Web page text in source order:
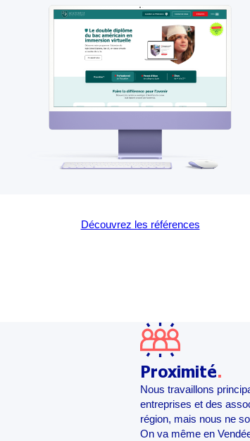
Découvrez les références
Proximité.
Nous travaillons
entreprises et des
région, mais nous ne
On va même en